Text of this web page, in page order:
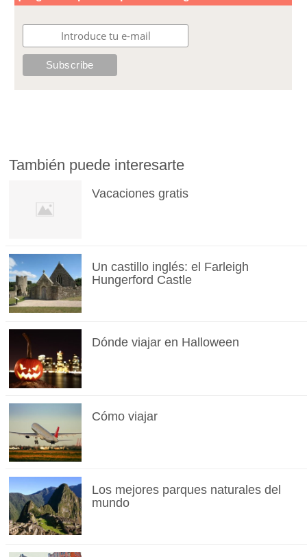
También puede interesarte
Vacaciones gratis
Un castillo inglés: el Farleigh
Hungerford Castle
Dónde viajar en Halloween
Cómo viajar
Los mejores parques naturales del
mundo